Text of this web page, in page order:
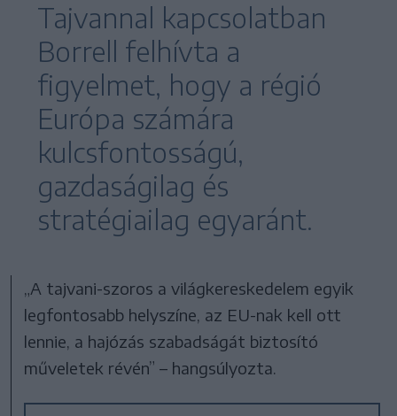
Tajvannal kapcsolatban
Borrell felhívta a
figyelmet, hogy a régió
Európa számára
kulcsfontosságú,
gazdaságilag és
stratégiailag egyaránt.
„A tajvani-szoros a világkereskedelem egyik
legfontosabb helyszíne, az EU-nak kell ott
lennie, a hajózás szabadságát biztosító
műveletek révén” – hangsúlyozta.